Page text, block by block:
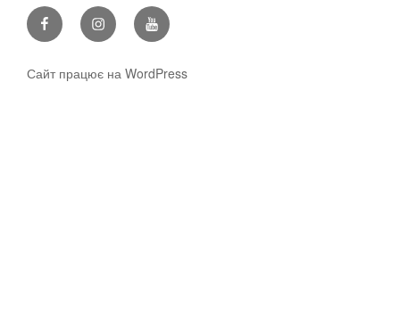
FacebookInstagramYoutube
Сайт працює на WordPress